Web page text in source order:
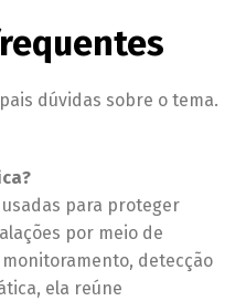
dúvidas sobre o tema.
para proteger
por meio de
detecção
ela reúne